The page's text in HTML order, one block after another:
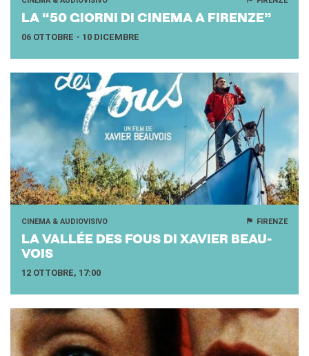
Le chiavi della città
Ma classe au cinéma
Pcto
Catalogo online
Culturethèque
Salon de lecture (online)
LIBRAIRIE FRANÇAISE DE
FLORENCE
CONSULAT DE FRANCE À
FLORENCE
LA “50 GIOR­NI DI CI­NE­MA A FI­REN­ZE”
06 OTTOBRE - 10 DICEMBRE
CINEMA & AUDIOVISIVO FIRENZE
LA VALLÉE DES FOUS DI XA­VIER BEAU­
VOIS
12 OTTOBRE, 17:00